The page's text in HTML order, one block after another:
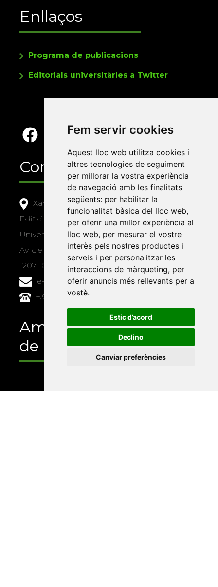
Fem servir cookies
Aquest lloc web utilitza cookies i
altres tecnologies de seguiment
per millorar la vostra experiència
de navegació amb les finalitats
següents: per habilitar la
funcionalitat bàsica del lloc web,
per oferir una millor experiència al
lloc web, per mesurar el vostre
interès pels nostres productes i
serveis i per personalitzar les
interaccions de màrqueting, per
oferir anuncis més rellevants per a
vostè.
Estic d’acord
Declino
Canviar preferències
Enllaços
Programa de publicacions
Editorials universitàries a Twitter
Contacte
Xarxa Vives d'Universitats
Edifici Àgora
Universitat Jaume I, local 10
Av. de Vicent Sos Baynat, s/n
12071 Castelló de la Plana
e-buc@vives.org
+34 964 72 89 93
Amb el suport
de